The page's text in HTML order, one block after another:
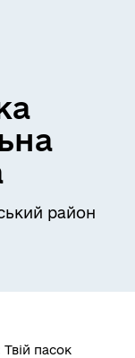
район
пасок